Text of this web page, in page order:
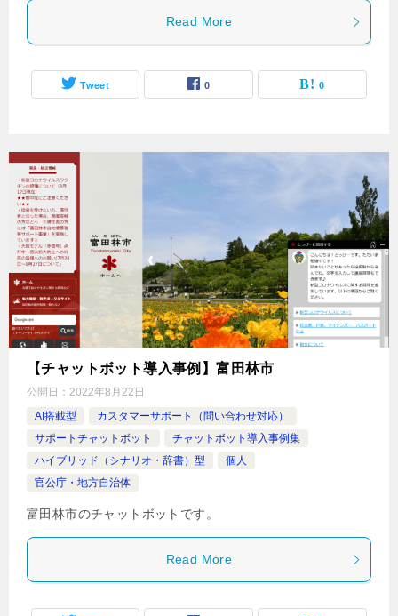
Read More
Tweet 0 0
【チャットボット導入事例】富田林市
公開日： 2022年8月22日
AI搭載型
カスタマーサポート（問い合わせ対応）
サポートチャットボット
チャットボット導入事例集
ハイブリッド（シナリオ・辞書）型
個人
官公庁・地方自治体
富田林市のチャットボットです。
Read More